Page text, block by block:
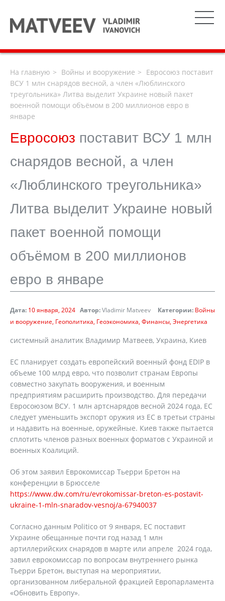
На главную Войны и вооружение
Евросоюз поставит
ВСУ 1 млн снарядов весной, а член «Люблинского
треугольника» Литва выделит Украине новый пакет
военной помощи объёмом в 200 миллионов евро в
январе
Евросоюз поставит ВСУ 1 млн
снарядов весной, а член
«Люблинского треугольника»
Литва выделит Украине новый
пакет военной помощи
объёмом в 200 миллионов
евро в январе
Дата: 10 января, 2024 Автор:Vladimir Matveev Категории: Войны
и вооружение Геополитика Геоэкономика Финансы Энергетика
cистемный аналитик Владимир Матвеев, Украина, Киев
ЕС планирует создать европейский военный фонд EDIP в
объеме 100 млрд евро, что позволит странам Европы
совместно закупать вооружения, и военным
предприятиям расширить производство. Для передачи
Евросоюзом ВСУ. 1 млн артснарядов весной 2024 года, ЕС
следует уменьшить экспорт оружия из ЕС в третьи страны
и надавить на военные, оружейные. Киев также пытается
сплотить членов разных военных форматов с Украиной и
военных Коалиций.
Об этом заявил Еврокомиссар Тьерри Бретон на
конференции в Брюсселе
https://www.dw.com/ru/evrokomissar-breton-es-postavit-
ukraine-1-mln-snaradov-vesnoj/a-67940037
Согласно данным Politico от 9 января, ЕС поставит
Украине обещанные почти год назад 1 млн
артиллерийских снарядов в марте или апреле 2024 года,
завил еврокомиссар по вопросам внутреннего рынка
Тьерри Бретон, выступая на мероприятии,
организованном либеральной фракцией Европарламента
«Обновить Европу».